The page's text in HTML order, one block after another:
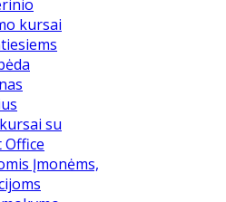
kursai
su
Įmonėms,